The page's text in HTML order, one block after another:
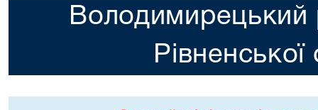
Володимирецький
Рівненської